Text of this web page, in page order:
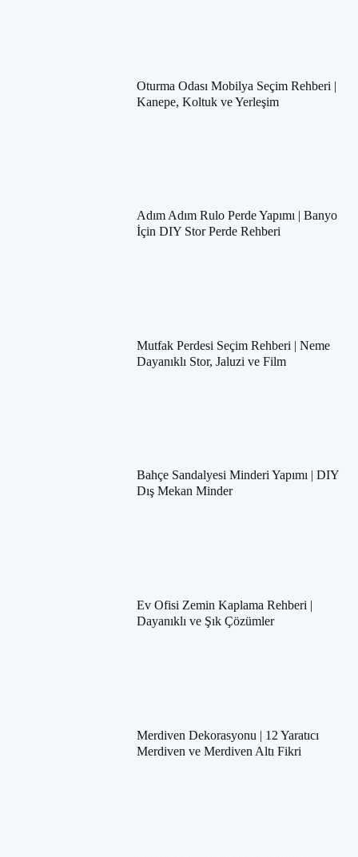
Oturma Odası Mobilya Seçim Rehberi |
Kanepe, Koltuk ve Yerleşim
Adım Adım Rulo Perde Yapımı | Banyo
İçin DIY Stor Perde Rehberi
Mutfak Perdesi Seçim Rehberi | Neme
Dayanıklı Stor, Jaluzi ve Film
Bahçe Sandalyesi Minderi Yapımı | DIY
Dış Mekan Minder
Ev Ofisi Zemin Kaplama Rehberi |
Dayanıklı ve Şık Çözümler
Merdiven Dekorasyonu | 12 Yaratıcı
Merdiven ve Merdiven Altı Fikri